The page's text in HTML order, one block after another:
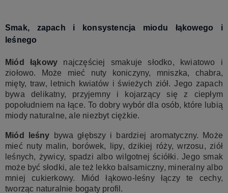
Smak, zapach i konsystencja miodu łąkowego i
leśnego
Miód łąkowy najczęściej smakuje słodko, kwiatowo i
ziołowo. Może mieć nuty koniczyny, mniszka, chabra,
mięty, traw, letnich kwiatów i świeżych ziół. Jego zapach
bywa delikatny, przyjemny i kojarzący się z ciepłym
popołudniem na łące. To dobry wybór dla osób, które lubią
miody naturalne, ale niezbyt ciężkie.
Miód leśny bywa głębszy i bardziej aromatyczny. Może
mieć nuty malin, borówek, lipy, dzikiej róży, wrzosu, ziół
leśnych, żywicy, spadzi albo wilgotnej ściółki. Jego smak
może być słodki, ale też lekko balsamiczny, mineralny albo
mniej cukierkowy. Miód łąkowo-leśny łączy te cechy,
tworząc naturalnie bogaty profil.